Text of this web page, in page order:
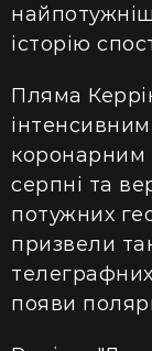
історію
Пляма
коронарним
серпні та
потужних
призвели
телеграфних
появи